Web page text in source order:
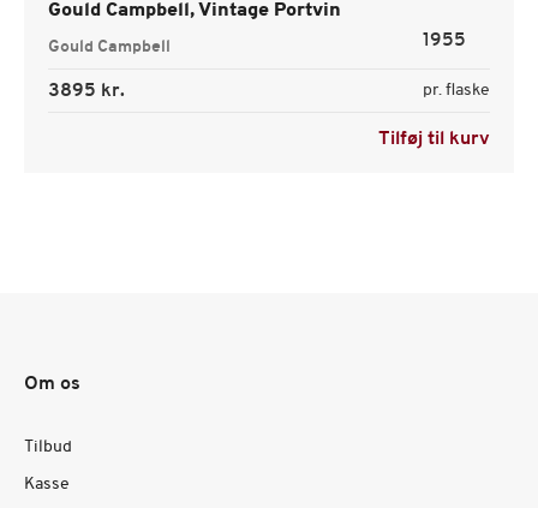
Gould Campbell, Vintage Portvin
Gould Campbell 1955
3895 kr. pr. flaske
Tilføj til kurv
Om os
Tilbud
Kasse